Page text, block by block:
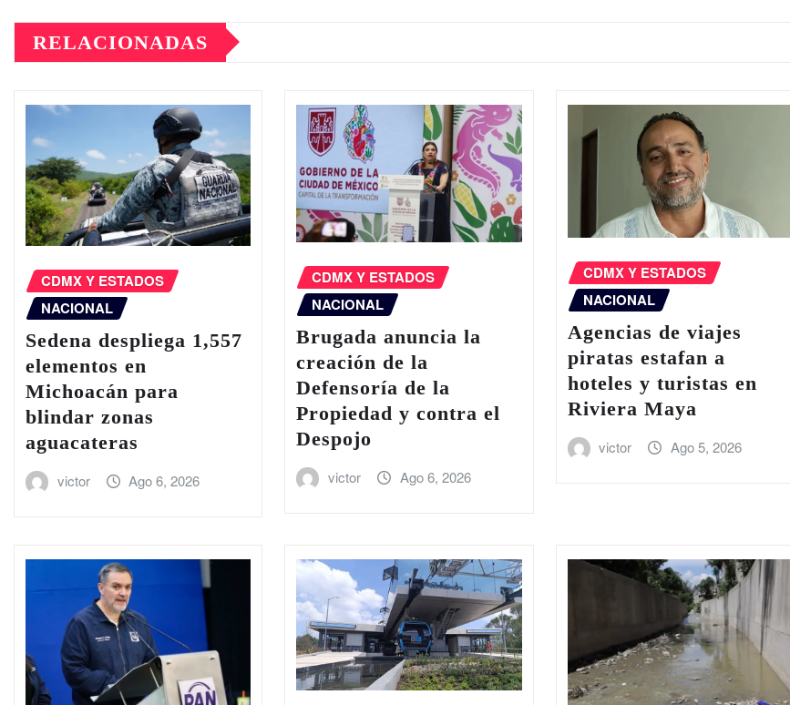
RELACIONADAS
CDMX Y ESTADOS
NACIONAL
Sedena despliega 1,557
elementos en
Michoacán para
blindar zonas
aguacateras
victor Ago 6, 2026
CDMX Y ESTADOS
NACIONAL
Brugada anuncia la
creación de la
Defensoría de la
Propiedad y contra el
Despojo
victor Ago 6, 2026
CDMX Y ESTADOS
NACIONAL
Agencias de viajes
piratas estafan a
hoteles y turistas en
Riviera Maya
victor Ago 5, 2026